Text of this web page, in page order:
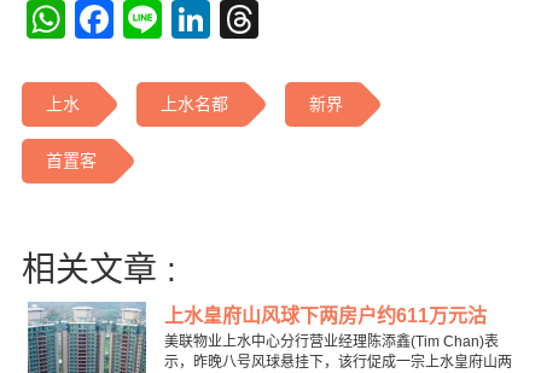
WhatsApp
Facebook
LineLinkedIn
上水 上水名都 新界
首置客
相关文章 :
上水皇府山风球下两房户约611万元沽
美联物业上水中心分行营业经理陈添鑫(Tim Chan)表
示，昨晚八号风球悬挂下，该行促成一宗上水皇府山两